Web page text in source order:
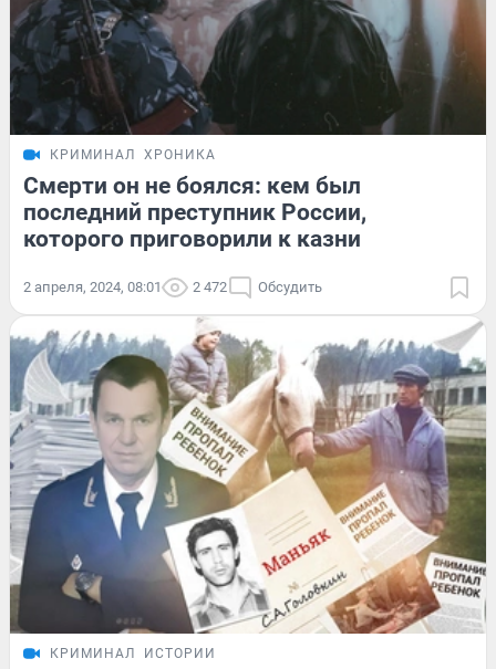
КРИМИНАЛ ХРОНИКА
Смерти он не боялся: кем был
последний преступник России,
которого приговорили к казни
2 апреля, 2024, 08:01 2 472 Обсудить
КРИМИНАЛ ИСТОРИИ